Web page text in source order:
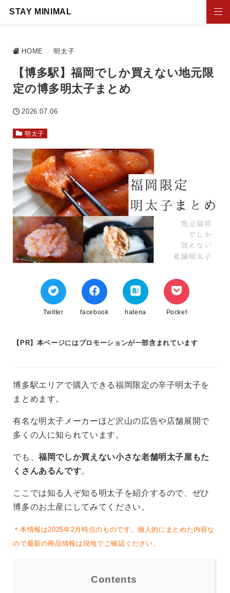
STAY MINIMAL
HOME > 明太子
【博多駅】福岡でしか買えない地元限
定の博多明太子まとめ
2026.07.06
明太子
Twitter facebook hatena Pocket
【PR】本ページにはプロモーションが一部含まれています
博多駅エリアで購入できる福岡限定の辛子明太子を
まとめます。
有名な明太子メーカーほど沢山の広告や店舗展開で
多くの人に知られています。
でも、福岡でしか買えない小さな老舗明太子屋もた
くさんあるんです。
ここでは知る人ぞ知る明太子を紹介するので、ぜひ
博多のお土産にしてみてください。
＊本情報は2025年2月時点のものです。個人的にまとめた内容な
ので最新の商品情報は現地でご確認ください。
Contents